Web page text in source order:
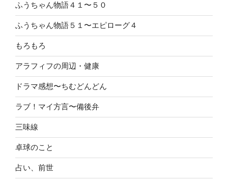
ふうちゃん物語４１〜５０
ふうちゃん物語５１〜エピローグ４
もろもろ
アラフィフの周辺・健康
ドラマ感想〜ちむどんどん
ラブ！マイ方言〜備後弁
三味線
卓球のこと
占い、前世